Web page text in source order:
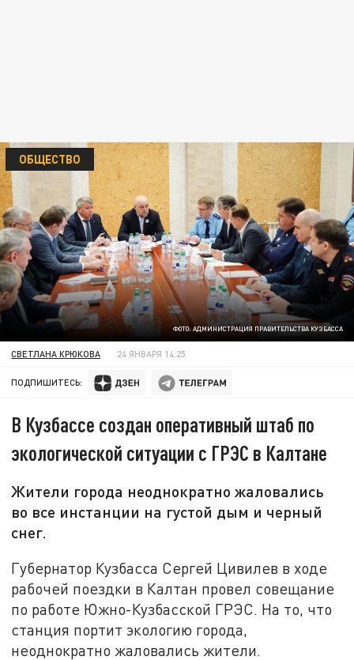
ФОТО: АДМИНИСТРАЦИЯ ПРАВИТЕЛЬСТВА КУЗБАССА
ОБЩЕСТВО
СВЕТЛАНА КРЮКОВА 24 ЯНВАРЯ 14:25
ПОДПИШИТЕСЬ:
В Кузбассе создан оперативный штаб по
экологической ситуации с ГРЭС в Калтане
Жители города неоднократно жаловались
во все инстанции на густой дым и черный
снег.
Губернатор Кузбасса Сергей Цивилев в ходе
рабочей поездки в Калтан провел совещание
по работе Южно-Кузбасской ГРЭС. На то, что
станция портит экологию города,
неоднократно жаловались жители.